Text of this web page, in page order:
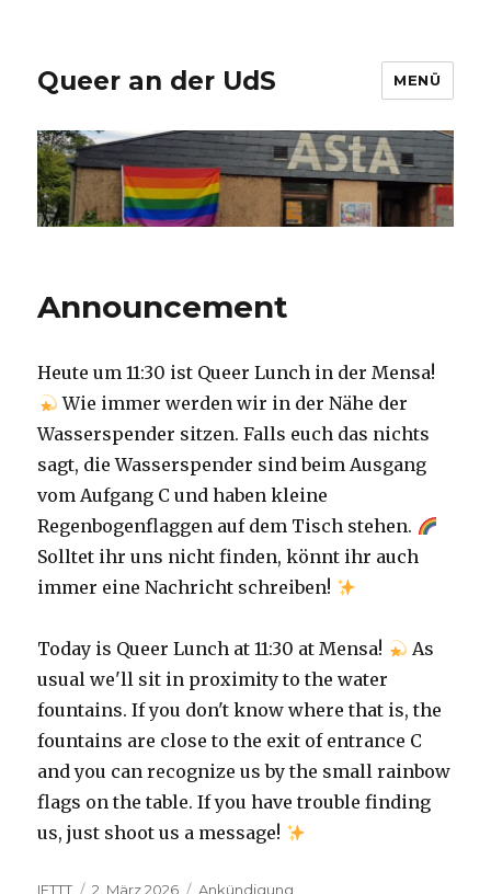
Queer an der UdS MENÜ
Announcement
Heute um 11:30 ist Queer Lunch in der Mensa!
Wie immer werden wir in der Nähe der
Wasserspender sitzen. Falls euch das nichts
sagt, die Wasserspender sind beim Ausgang
vom Aufgang C und haben kleine
Regenbogenflaggen auf dem Tisch stehen.
Solltet ihr uns nicht finden, könnt ihr auch
immer eine Nachricht schreiben!
Today is Queer Lunch at 11:30 at Mensa!
As
usual we'll sit in proximity to the water
fountains. If you don't know where that is, the
fountains are close to the exit of entrance C
and you can recognize us by the small rainbow
flags on the table. If you have trouble finding
us, just shoot us a message!
Autor
IFTTT
Veröffentlicht
2. März 2026 Kategorien
Ankündigung